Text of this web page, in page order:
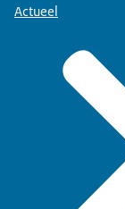
Actueel